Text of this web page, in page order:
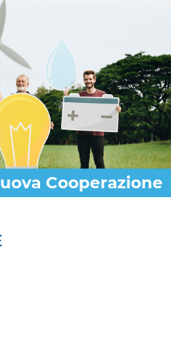
Cooperazione